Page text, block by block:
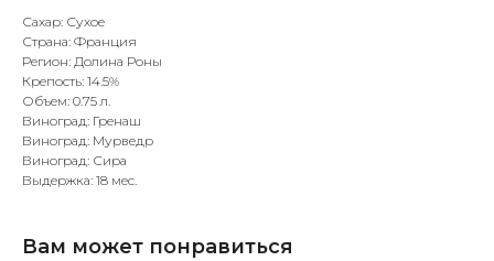
Сахар: Сухое
Страна: Франция
Регион: Долина Роны
Крепость: 14.5%
Объем: 0.75 л.
Виноград: Гренаш
Виноград: Мурведр
Виноград: Сира
Выдержка: 18 мес.
Вам может понравиться